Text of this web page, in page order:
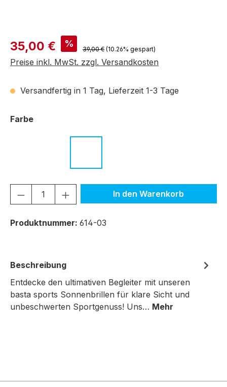
Verkaufspreis:
35,00 € % Regulärer Preis:
39,00 € (10.26% gespart)
Preise inkl. MwSt. zzgl. Versandkosten
Versandfertig in 1 Tag, Lieferzeit 1-3 Tage
Farbeauswählen
Produkt Anzahl: Gib den gewünschten
In den Warenkorb
Produktnummer: 614-03
Beschreibung
Entdecke den ultimativen Begleiter mit unseren
basta sports Sonnenbrillen für klare Sicht und
unbeschwerten Sportgenuss! Uns… Mehr